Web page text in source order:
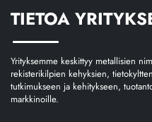
TIETOA
Yrityksemme keskittyy metallisien
rekisterikilpien kehyksien,
tutkimukseen ja kehitykseen,
markkinoille.